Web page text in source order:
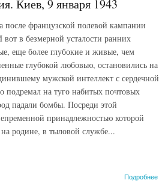
Киев, 9 января 1943
после французской полевой кампании
в безмерной усталости ранних
еще более глубокие и живые, чем
глубокой любовью, остановились на
мужской интеллект с сердечной
подремал на туго набитых почтовых
падали бомбы. Посреди этой
принадлежностью которой
родине, в тыловой службе...
Подробнее